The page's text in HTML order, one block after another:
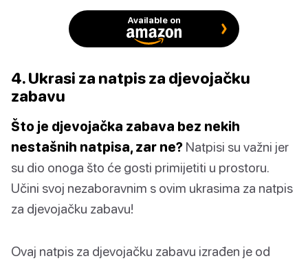
Available on
4. Ukrasi za natpis za djevojačku
zabavu
Što je djevojačka zabava bez nekih
nestašnih natpisa, zar ne? Natpisi su važni jer
su dio onoga što će gosti primijetiti u prostoru.
Učini svoj nezaboravnim s ovim ukrasima za natpis
za djevojačku zabavu!
Ovaj natpis za djevojačku zabavu izrađen je od